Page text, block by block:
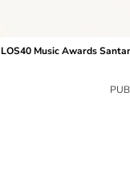
Music Awards